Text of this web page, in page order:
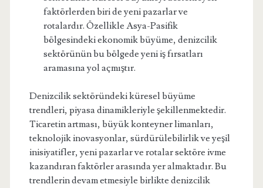
faktörlerden biri de yeni pazarlar ve
rotalardır. Özellikle Asya-Pasifik
bölgesindeki ekonomik büyüme, denizcilik
sektörünün bu bölgede yeni iş fırsatları
aramasına yol açmıştır.
Denizcilik sektöründeki küresel büyüme
trendleri, piyasa dinamikleriyle şekillenmektedir.
Ticaretin artması, büyük konteyner limanları,
teknolojik inovasyonlar, sürdürülebilirlik ve yeşil
inisiyatifler, yeni pazarlar ve rotalar sektöre ivme
kazandıran faktörler arasında yer almaktadır. Bu
trendlerin devam etmesiyle birlikte denizcilik